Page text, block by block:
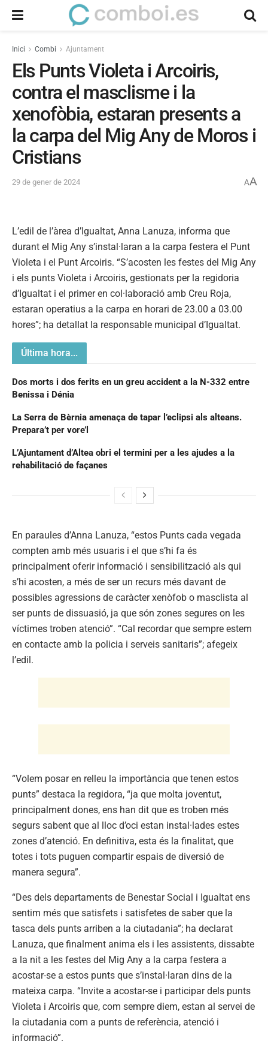
Inici Combi Ajuntament
Els Punts Violeta i Arcoiris,
contra el masclisme i la
xenofòbia, estaran presents a
la carpa del Mig Any de Moros i
Cristians
29 de gener de 2024 AA
L’edil de l’àrea d’Igualtat, Anna Lanuza, informa que
durant el Mig Any s’instal·laran a la carpa festera el Punt
Violeta i el Punt Arcoiris. “S’acosten les festes del Mig Any
i els punts Violeta i Arcoiris, gestionats per la regidoria
d’Igualtat i el primer en col·laboració amb Creu Roja,
estaran operatius a la carpa en horari de 23.00 a 03.00
hores”; ha detallat la responsable municipal d’Igualtat.
Última hora...
Dos morts i dos ferits en un greu accident a la N-332 entre
Benissa i Dénia
La Serra de Bèrnia amenaça de tapar l’eclipsi als alteans.
Prepara’t per vore’l
L’Ajuntament d’Altea obri el termini per a les ajudes a la
rehabilitació de façanes
En paraules d’Anna Lanuza, “estos Punts cada vegada
compten amb més usuaris i el que s’hi fa és
principalment oferir informació i sensibilització als qui
s’hi acosten, a més de ser un recurs més davant de
possibles agressions de caràcter xenòfob o masclista al
ser punts de dissuasió, ja que són zones segures on les
víctimes troben atenció”. “Cal recordar que sempre estem
en contacte amb la policia i serveis sanitaris”; afegeix
l’edil.
“Volem posar en relleu la importància que tenen estos
punts” destaca la regidora, “ja que molta joventut,
principalment dones, ens han dit que es troben més
segurs sabent que al lloc d’oci estan instal·lades estes
zones d’atenció. En definitiva, esta és la finalitat, que
totes i tots puguen compartir espais de diversió de
manera segura”.
“Des dels departaments de Benestar Social i Igualtat ens
sentim més que satisfets i satisfetes de saber que la
tasca dels punts arriben a la ciutadania”; ha declarat
Lanuza, que finalment anima els i les assistents, dissabte
a la nit a les festes del Mig Any a la carpa festera a
acostar-se a estos punts que s’instal·laran dins de la
mateixa carpa. “Invite a acostar-se i participar dels punts
Violeta i Arcoiris que, com sempre diem, estan al servei de
la ciutadania com a punts de referència, atenció i
informació”.